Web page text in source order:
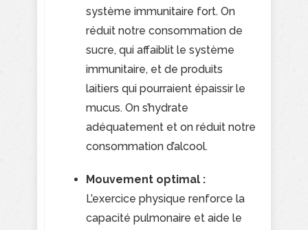
système immunitaire fort. On
réduit notre consommation de
sucre, qui affaiblit le système
immunitaire, et de produits
laitiers qui pourraient épaissir le
mucus. On s’hydrate
adéquatement et on réduit notre
consommation d’alcool.
Mouvement optimal :
L’exercice physique renforce la
capacité pulmonaire et aide le